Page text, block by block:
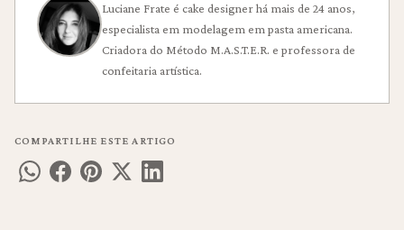
Luciane Frate é cake designer há mais de 24 anos,
especialista em modelagem em pasta americana.
Criadora do Método M.A.S.T.E.R. e professora de
confeitaria artística.
COMPARTILHE ESTE ARTIGO